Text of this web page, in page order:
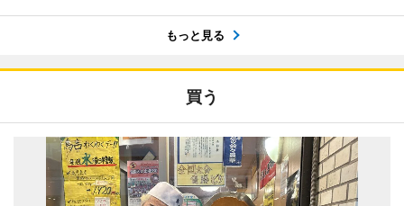
もっと見る
買う